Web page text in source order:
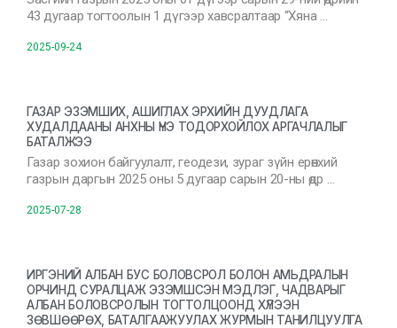
43 дугаар тогтоолын 1 дүгээр хавсралтаар “Хяна …
2025-09-24
ГАЗАР ЭЗЭМШИХ, АШИГЛАХ ЭРХИЙН ДУУДЛАГА
ХУДАЛДААНЫ АНХНЫ ҮНЭ ТОДОРХОЙЛОХ АРГАЧЛАЛЫГ
БАТАЛЖЭЭ
Газар зохион байгуулалт, геодези, зураг зүйн ерөнхий
газрын даргын 2025 оны 5 дугаар сарын 20-ны өдр …
2025-07-28
ИРГЭНИЙ АЛБАН БУС БОЛОВСРОЛ БОЛОН АМЬДРАЛЫН
ОРЧИНД СУРАЛЦАЖ ЭЗЭМШСЭН МЭДЛЭГ, ЧАДВАРЫГ
АЛБАН БОЛОВСРОЛЫН ТОГТОЛЦООНД ХҮЛЭЭН
ЗӨВШӨӨРӨХ, БАТАЛГААЖУУЛАХ ЖУРМЫН ТАНИЛЦУУЛГА